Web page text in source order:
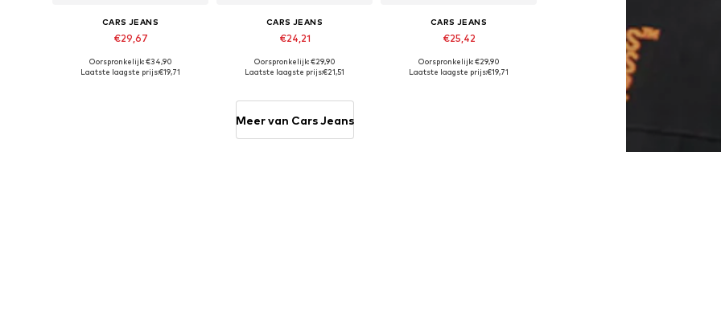
CARS JEANS
€29,67
Beschikbaar in vele maten
Oorspronkelijk: €34,90
Laatste laagste prijs:€19,71
CARS JEANS
€24,21
Beschikbaar in vele maten
Oorspronkelijk: €29,90
Laatste laagste prijs:€21,51
CARS JEANS
€25,42
Beschikbaar in vele maten
Oorspronkelijk: €29,90
Laatste laagste prijs:€19,71
Meer van Cars Jeans